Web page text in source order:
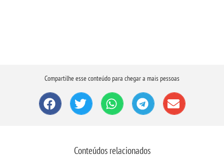
Compartilhe esse conteúdo para chegar a mais pessoas
Conteúdos relacionados